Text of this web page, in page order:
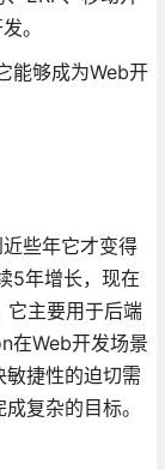
。
能够成为Web开
些年它才变得
5年增长，现在
它主要用于后端
在Web开发场景
捷性的迫切需
复杂的目标。